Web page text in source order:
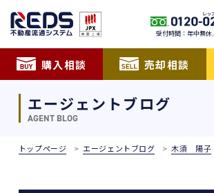
受付時間：年中無休
購入相談 売却相談
エージェントブログ
AGENT BLOG
トップページ エージェントブログ 木須 陽子